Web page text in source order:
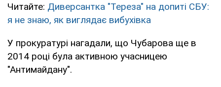
Читайте: Диверсантка "Тереза" на допиті СБУ:
я не знаю, як виглядає вибухівка
У прокуратурі нагадали, що Чубарова ще в
2014 році була активною учасницею
"Антимайдану".